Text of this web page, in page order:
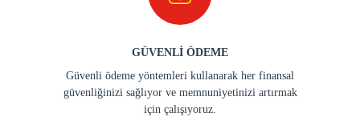
GÜVENLİ ÖDEME
Güvenli ödeme yöntemleri kullanarak her finansal
güvenliğinizi sağlıyor ve memnuniyetinizi artırmak
için çalışıyoruz.